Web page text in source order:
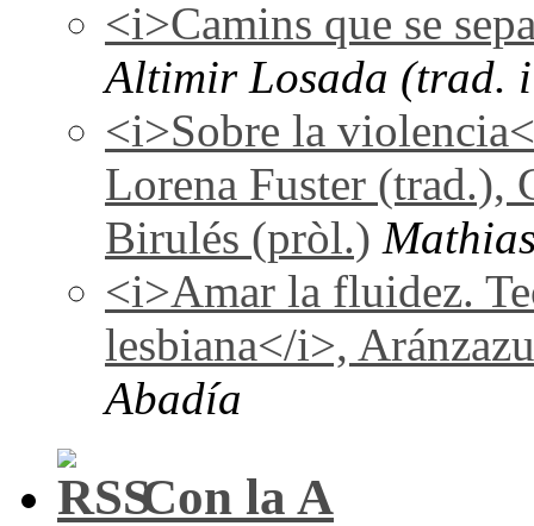
<i>Camins que se
Altimir Losada (trad.
<i>Sobre la
Lorena Fuster (trad.),
Birulés (pròl.)
<i>Amar la fluidez.
lesbiana</i>,
Abadía
Con la A